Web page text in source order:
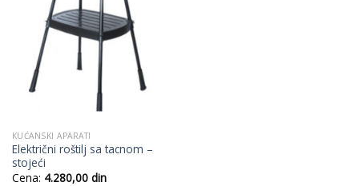
Wishlist
KUĆANSKI APARATI
Električni roštilj sa tacnom –
stojeći
Cena: 4.280,00din